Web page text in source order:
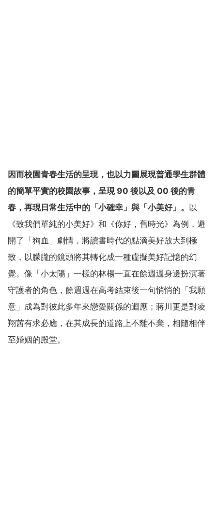
因而校園青春生活的呈現，也以力圖展現普通學生群體
的簡單平實的校園故事，呈現 90 後以及 00 後的青
春，再現日常生活中的「小確幸」與「小美好」。 以
《致我們單純的小美好》和《你好，舊時光》為例，避
開了「狗血」劇情，將讀書時代的點滴美好放大到極
致，以朦朧的鏡頭將其轉化成一種虛擬美好記憶的幻
覺。像「小太陽」一樣的林楊一直在餘週週身邊扮演著
守護者的角色，餘週週在高考結束後一句悄悄的「我願
意」成為對彼此多年來戀愛關係的迴應；蔣川更是對凌
翔茜有求必應，在其成長的道路上不離不棄，相隨相伴
至婚姻的殿堂。